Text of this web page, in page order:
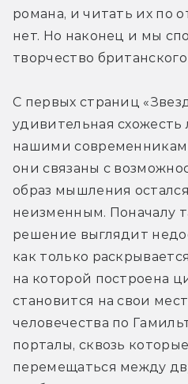
романа, и читать их по
нет. Но наконец и мы
творчество
С первых страниц
удивительная
нашими
они связаны с
образ мышления
неизменным. Поначалу
решение выглядит
как только
на которой построена
становится на свои
человечества по
порталы, сквозь
перемещаться между